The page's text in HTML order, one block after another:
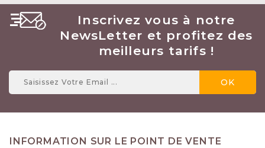
Inscrivez vous à notre
NewsLetter et profitez des
meilleurs tarifs !
INFORMATION SUR LE POINT DE VENTE